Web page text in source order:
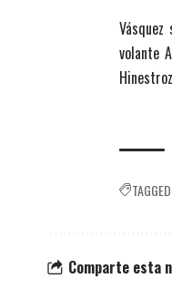
volante
Comparte esta